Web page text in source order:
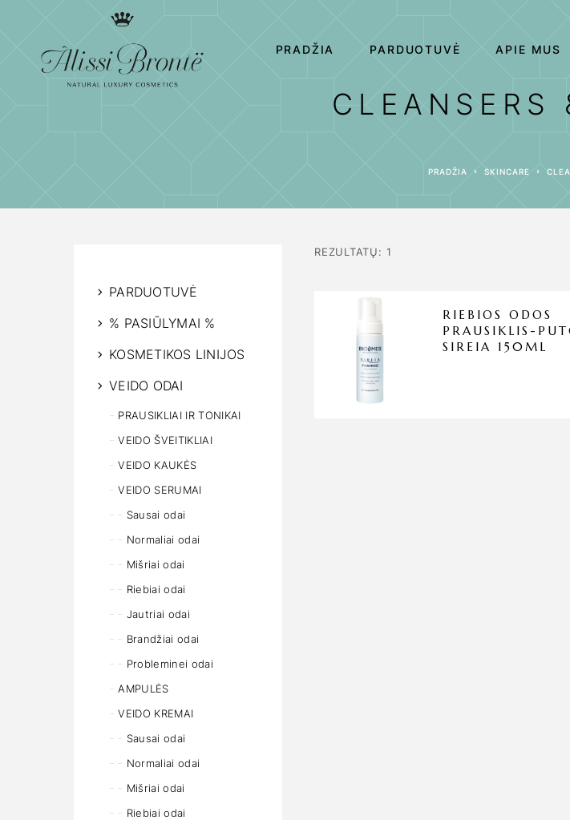
PRADŽIA PARDUOTUVĖ APIE MUS
CLEANSERS
PRADŽIA SKINCARE
PARDUOTUVĖ
% PASIŪLYMAI %
KOSMETIKOS LINIJOS
VEIDO ODAI
PRAUSIKLIAI IR TONIKAI
VEIDO ŠVEITIKLIAI
VEIDO KAUKĖS
VEIDO SERUMAI
Sausai odai
Normaliai odai
Mišriai odai
Riebiai odai
Jautriai odai
Brandžiai odai
Probleminei odai
AMPULĖS
VEIDO KREMAI
Sausai odai
Normaliai odai
Mišriai odai
Riebiai odai
REZULTATŲ: 1
RIEBIOS ODOS
PRAUSIKLIS-
SIREIA 150ML